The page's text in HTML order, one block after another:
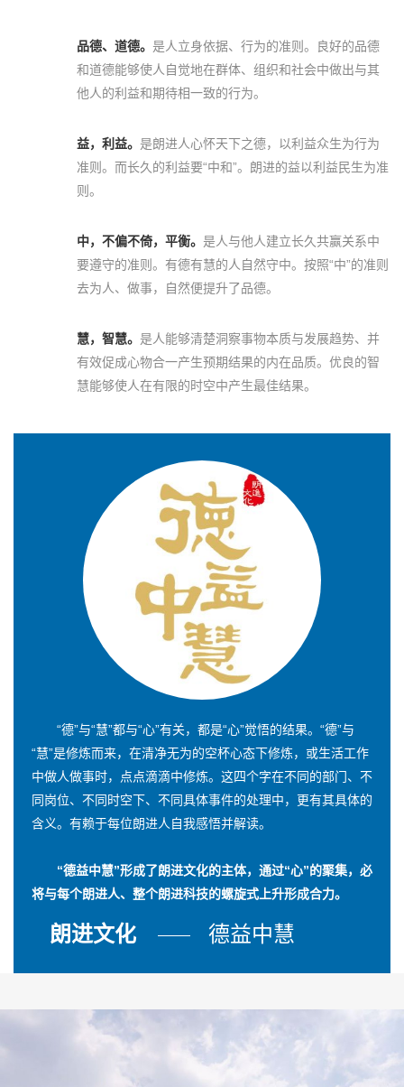
品德、道德。 是人立身依据、行为的准则。良好的品德
和道德能够使人自觉地在群体、组织和社会中做出与其
他人的利益和期待相一致的行为。
益，利益。 是朗进人心怀天下之德，以利益众生为行为
准则。而长久的利益要“中和”。朗进的益以利益民生为准
则。
中，不偏不倚，平衡。 是人与他人建立长久共赢关系中
要遵守的准则。有德有慧的人自然守中。按照“中”的准则
去为人、做事，自然便提升了品德。
慧，智慧。 是人能够清楚洞察事物本质与发展趋势、并
有效促成心物合一产生预期结果的内在品质。优良的智
慧能够使人在有限的时空中产生最佳结果。
“德”与“慧”都与“心”有关，都是“心”觉悟的结果。“德”与
“慧”是修炼而来，在清净无为的空杯心态下修炼，或生活工作
中做人做事时，点点滴滴中修炼。这四个字在不同的部门、不
同岗位、不同时空下、不同具体事件的处理中，更有其具体的
含义。有赖于每位朗进人自我感悟并解读。
“德益中慧”形成了朗进文化的主体，通过“心”的聚集，必
将与每个朗进人、整个朗进科技的螺旋式上升形成合力。
朗进文化 德益中慧